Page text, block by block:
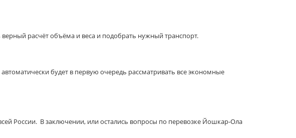
расчёт объёма и веса и подобрать нужный транспорт.
будет в первую очередь рассматривать все экономные
России. В заключении, или остались вопросы по перевозке Йошкар-Ола